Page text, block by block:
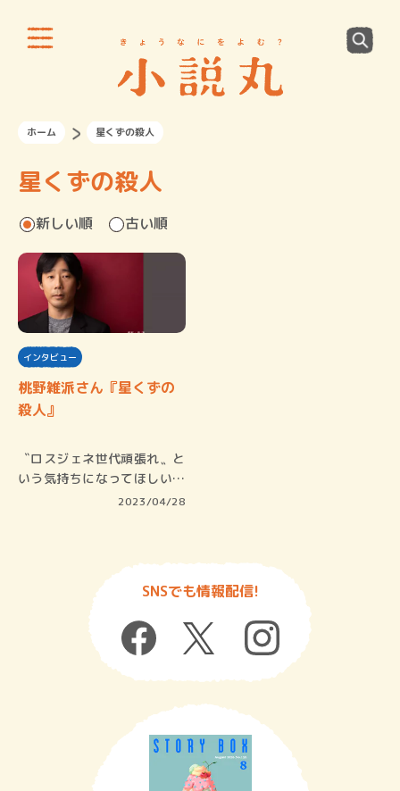
ホーム 星くずの殺人
星くずの殺人
新しい順 古い順
インタビュー
桃野雑派さん『星くずの
殺人』
〝ロスジェネ世代頑張れ〟と
いう気持ちになってほしい
2023/04/28
SNSでも情報配信!